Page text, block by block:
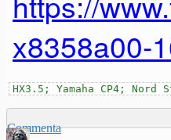
Vuoi che
capisco...
x8358a00-
HX3.5; Yamaha CP4;
Commenta